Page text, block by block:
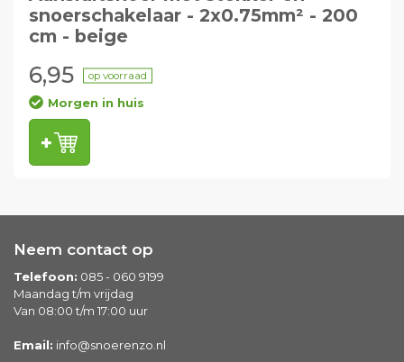
snoerschakelaar - 2x0.75mm² - 200
cm - beige
6,95 op voorraad
Morgen in huis
Neem contact op
Telefoon: 085 - 060 9199
Maandag t/m vrijdag
Van 08:00 t/m 17:00 uur
Email: info@snoerenzo.nl